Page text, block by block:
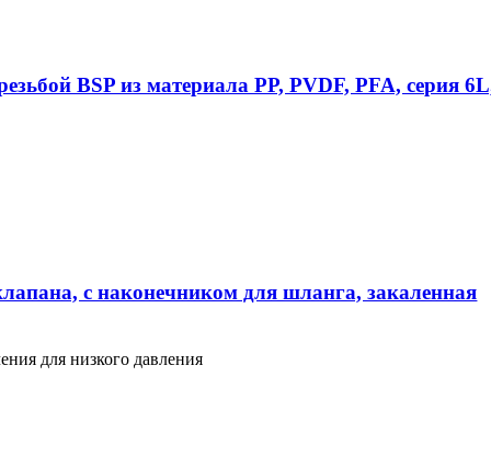
BSP из материала PP, PVDF, PFA, серия
с наконечником для шланга, закаленная
для низкого давления